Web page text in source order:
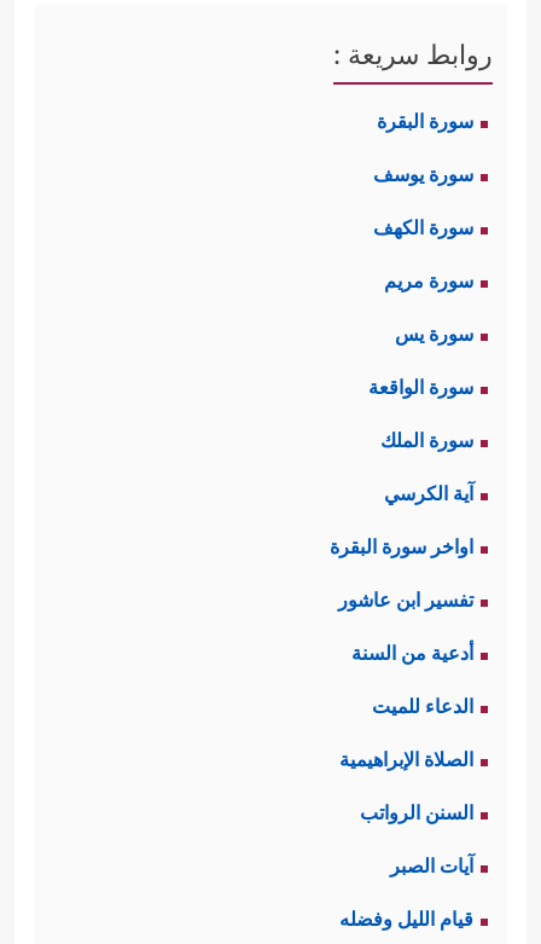
روابط سريعة :
سورة البقرة
سورة يوسف
سورة الكهف
سورة مريم
سورة يس
سورة الواقعة
سورة الملك
آية الكرسي
اواخر سورة البقرة
تفسير ابن عاشور
أدعية من السنة
الدعاء للميت
الصلاة الإبراهيمية
السنن الرواتب
آيات الصبر
قيام الليل وفضله